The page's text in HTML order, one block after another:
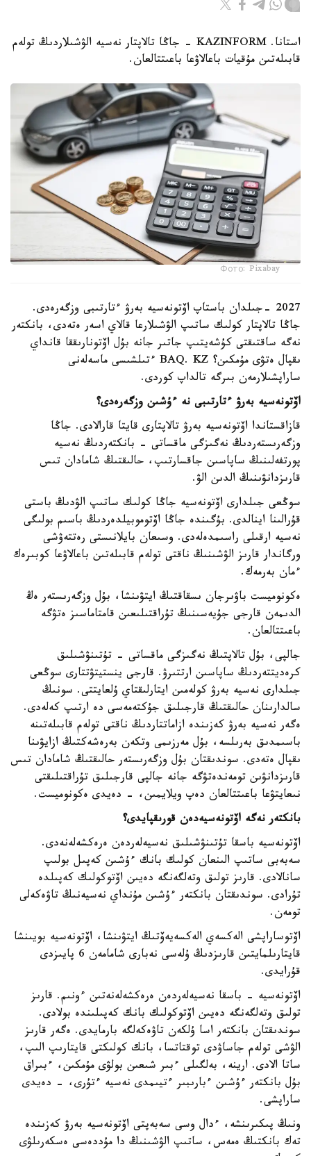
استانا. KAZINFORM - جاڭا تالاپتار نەسيە الۋشىلاردىڭ تولەم
قابىلەتىن مۇقيات باعالاۋعا باعىتتالعان.
Фото: Pixabay
2027 -جىلدان باستاپ اۆتونەسيە بەرۋ ءتارتىبى وزگەرەدى.
جاڭا تالاپتار كولىك ساتىپ الۋشىلارعا قالاي اسەر ەتەدى، بانكتەر
نەگە ساقتىقتى كۇشەيتىپ جاتىر جانە بۇل اۆتونارىققا قانداي
ىقپال ەتۋى مۇمكىن؟ BAQ. KZ ءتىلشىسى ماسەلەنى
ساراپشىلارمەن بىرگە تالداپ كوردى.
اۆتونەسيە بەرۋ ءتارتىبى نە ءۇشىن وزگەرەدى؟
قازاقستاندا اۆتونەسيە بەرۋ تالاپتارى قايتا قارالادى. جاڭا
وزگەرىستەردىڭ نەگىزگى ماقساتى - بانكتەردىڭ نەسيە
پورتفەلىنىڭ ساپاسىن جاقسارتىپ، حالىقتىڭ شامادان تىس
قارىزدانۋىنىڭ الدىن الۋ.
سوڭعى جىلدارى اۆتونەسيە جاڭا كولىك ساتىپ الۋدىڭ باستى
قۇرالىنا اينالدى. بۇگىندە جاڭا اۆتوموبيلدەردىڭ باسىم بولىگى
نەسيە ارقىلى راسىمدەلەدى. وسىعان بايلانىستى رەتتەۋشى
ورگاندار قارىز الۋشىنىڭ ناقتى تولەم قابىلەتىن باعالاۋعا كوبىرەك
ءمان بەرمەك.
ەكونوميست باۋىرجان ىسقاقتىڭ ايتۋىنشا، بۇل وزگەرىستەر ەڭ
الدىمەن قارجى جۇيەسىنىڭ تۇراقتىلىعىن قامتاماسىز ەتۋگە
باعىتتالعان.
جالپى، بۇل تالاپتىڭ نەگىزگى ماقساتى - تۇتىنۋشىلىق
كرەديتتەردىڭ ساپاسىن ارتتىرۋ. قارجى ينستيتۋتتارى سوڭعى
جىلدارى نەسيە بەرۋ كولەمىن ايتارلىقتاي ۇلعايتتى. سونىڭ
سالدارىنان حالىقتىڭ قارجىلىق جۇكتەمەسى دە ارتىپ كەلەدى.
ەگەر نەسيە بەرۋ كەزىندە ازاماتتاردىڭ ناقتى تولەم قابىلەتىنە
باسىمدىق بەرىلسە، بۇل مەرزىمى وتكەن بەرەشەكتىڭ ازايۋىنا
ىقپال ەتەدى. سوندىقتان بۇل وزگەرىستەر حالىقتىڭ شامادان تىس
قارىزدانۋىن تومەندەتۋگە جانە جالپى قارجىلىق تۇراقتىلىقتى
نىعايتۋعا باعىتتالعان دەپ ويلايمىن، - دەيدى ەكونوميست.
بانكتەر نەگە اۆتونەسيەدەن قورىقپايدى؟
اۆتونەسيە باسقا تۇتىنۋشىلىق نەسيەلەردەن ەرەكشەلەنەدى.
سەبەبى ساتىپ الىنعان كولىك بانك ءۇشىن كەپىل بولىپ
سانالادى. قارىز تولىق وتەلگەنگە دەيىن اۆتوكولىك كەپىلدە
تۇرادى. سوندىقتان بانكتەر ءۇشىن مۇنداي نەسيەنىڭ تاۋەكەلى
تومەن.
اۆتوساراپشى الەكسەي الەكسەيەۆتىڭ ايتۋىنشا، اۆتونەسيە بويىنشا
قايتارىلمايتىن قارىزدىڭ ۇلەسى نەبارى شامامەن 6 پايىزدى
قۇرايدى.
اۆتونەسيە - باسقا نەسيەلەردەن ەرەكشەلەنەتىن ءونىم. قارىز
تولىق وتەلگەنگە دەيىن اۆتوكولىك بانك كەپىلىندە بولادى.
سوندىقتان بانكتەر اسا ۇلكەن تاۋەكەلگە بارمايدى. ەگەر قارىز
الۋشى تولەم جاساۋدى توقتاتسا، بانك كولىكتى قايتارىپ الىپ،
ساتا الادى. ارينە، بەلگىلى ءبىر شىعىن بولۋى مۇمكىن، ءبىراق
بۇل بانكتەر ءۇشىن ءبارىبىر ءتيىمدى نەسيە ءتۇرى، - دەيدى
ساراپشى.
ونىڭ پىكىرىنشە، ءدال وسى سەبەپتى اۆتونەسيە بەرۋ كەزىندە
تەك بانكتىڭ ەمەس، ساتىپ الۋشىنىڭ دا مۇددەسى ەسكەرىلۋى